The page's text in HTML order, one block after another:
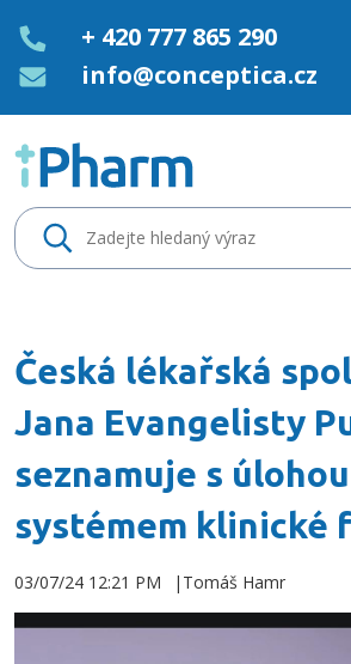
+ 420 777 865 290
info@conceptica.cz
Česká lékařská
Jana Evangelisty
seznamuje s
systémem klinické
03/07/24 12:21 PM Tomáš Hamr